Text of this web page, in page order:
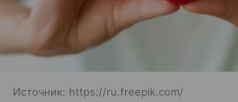
Источник: https://ru.freepik.com/